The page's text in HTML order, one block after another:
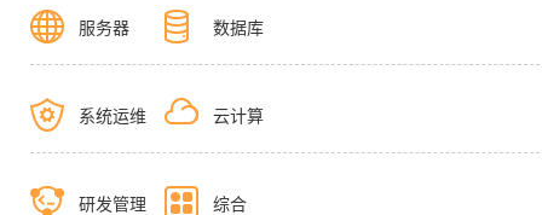
服务器 数据库
系统运维 云计算
研发管理 综合